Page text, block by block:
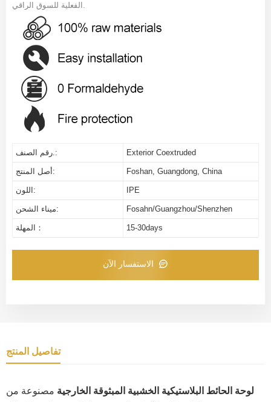
الفعلية للسوق الراقي.
رقم الصنف.: Exterior Coextruded
أصل المنتج: Foshan, Guangdong, China
اللون: IPE
ميناء الشحن: Fosahn/Guangzhou/Shenzhen
المهلة： 15-30days
تفاصيل المنتج
لوحة الحائط البلاستيكية الخشبية المبثوقة الخارجية مصنوعة من